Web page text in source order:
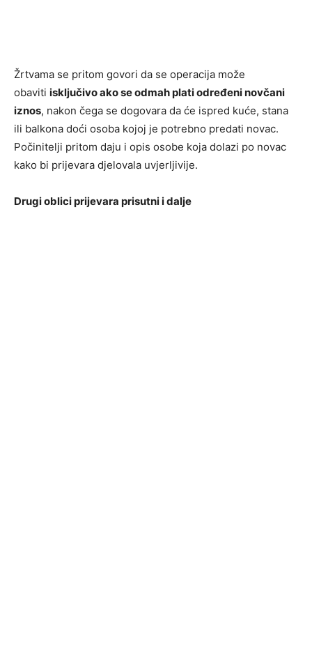
Žrtvama se pritom govori da se operacija može
obaviti isključivo ako se odmah plati određeni novčani
iznos, nakon čega se dogovara da će ispred kuće, stana
ili balkona doći osoba kojoj je potrebno predati novac.
Počinitelji pritom daju i opis osobe koja dolazi po novac
kako bi prijevara djelovala uvjerljivije.
Drugi oblici prijevara prisutni i dalje